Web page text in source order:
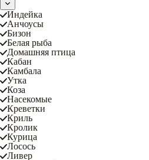
Индейка
Анчоусы
Бизон
Белая рыба
Домашняя птица
Кабан
Камбала
Утка
Коза
Насекомые
Креветки
Криль
Кролик
Курица
Лосось
Ливер